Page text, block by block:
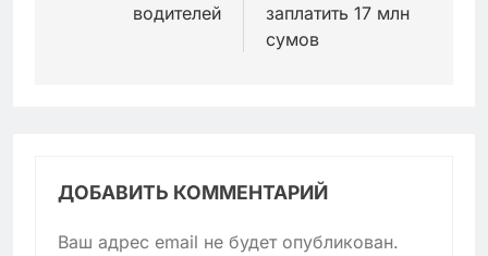
водителей
заплатить 17 млн
сумов
ДОБАВИТЬ КОММЕНТАРИЙ
Ваш адрес email не будет опубликован.